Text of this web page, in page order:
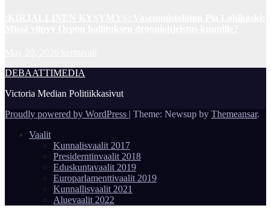
DEBAATTIMEDIA
Victoria Median Politiikkasivut
Proudly powered by WordPress | Theme: Newsup by Themeansar.
Vaalit
Kunnalisvaalit 2017
Presiderntinvaalit 2018
Eduskuntavaalit 2019
Europarlamenttivaalit 2019
Kunnallisvaalit 2021
Aluevaalit 2022